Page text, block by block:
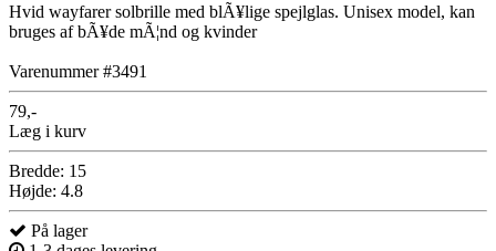
Hvid wayfarer solbrille med blÃ¥lige spejlglas. Unisex model, kan
bruges af bÃ¥de mÃ¦nd og kvinder
Varenummer #3491
79,-
Læg i kurv
Bredde: 15
Højde: 4.8
På lager